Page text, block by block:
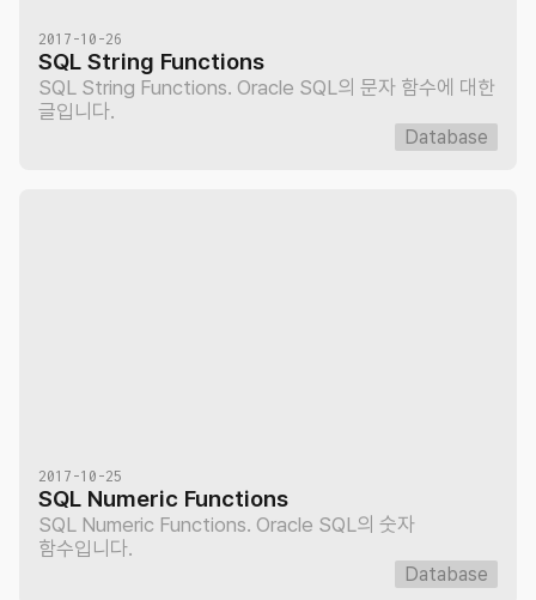
2017-10-26
SQL String Functions
SQL String Functions. Oracle SQL의 문자 함수에 대한
글입니다.
Database
2017-10-25
SQL Numeric Functions
SQL Numeric Functions. Oracle SQL의 숫자
함수입니다.
Database